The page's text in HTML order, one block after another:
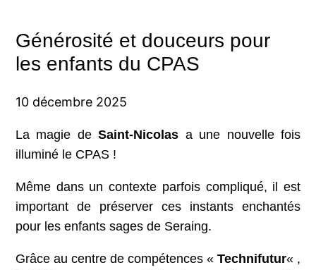
Générosité et douceurs pour
les enfants du CPAS
10 décembre 2025
La magie deSaint-Nicolas a une nouvelle fois
illuminé le CPAS !
Même dans un contexte parfois compliqué, il est
important de préserver ces instants enchantés
pour les enfants sages de Seraing.
Grâce au centre de compétences « Technifutur« ,